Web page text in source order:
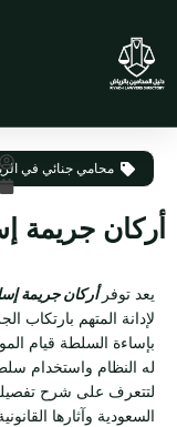
محامي جنائي في
أركان جريمة
يعد توفر أركان جريمة
لإدانة المتهم بارتكاب
بإساءة السلطة قيام
له النظام واستخدام
لتتعرف على شرح
السعودية وآثارها